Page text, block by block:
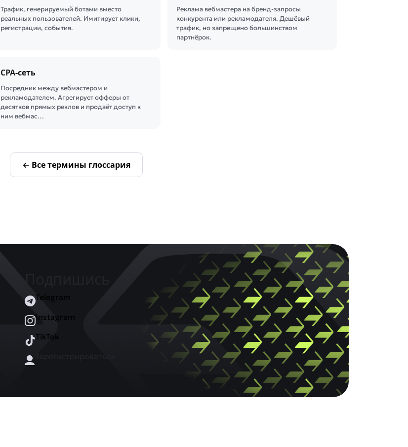
Трафик, генерируемый ботами вместо
реальных пользователей. Имитирует клики,
регистрации, события.
Реклама вебмастера на бренд-запросы
конкурента или рекламодателя. Дешёвый
трафик, но запрещено большинством
партнёрок.
CPA-сеть
Посредник между вебмастером и
рекламодателем. Агрегирует офферы от
десятков прямых реклов и продаёт доступ к
ним вебмас…
← Все термины глоссария
Telegram
Instagram
TikTok